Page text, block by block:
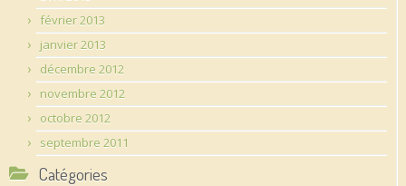
février 2013
janvier 2013
décembre 2012
novembre 2012
octobre 2012
septembre 2011
Catégories